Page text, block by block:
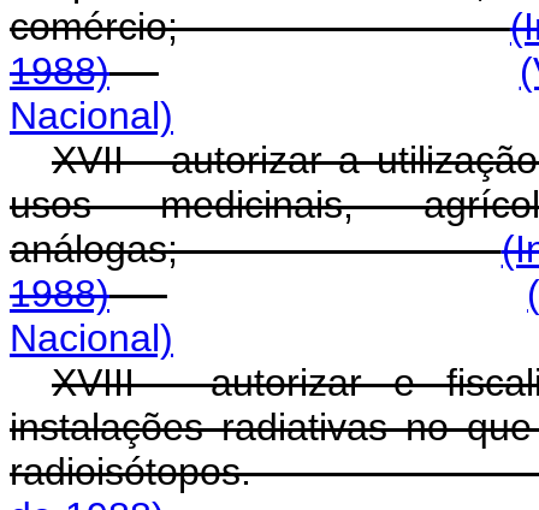
comércio;
1988)
Nacional)
XVII - autorizar a
usos medicinais,
análogas;
1988)
Nacional)
XVIII - autorizar e
instalações radiativas no